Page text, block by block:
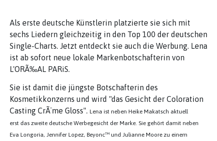
Als erste deutsche Künstlerin platzierte sie sich mit
sechs Liedern gleichzeitig in den Top 100 der deutschen
Single-Charts. Jetzt entdeckt sie auch die Werbung. Lena
ist ab sofort neue lokale Markenbotschafterin von
L'ORÃ‰AL PARiS.
Sie ist damit die jüngste Botschafterin des
Kosmetikkonzerns und wird "das Gesicht der Coloration
Casting CrÃ¨me Gloss". Lena ist neben Heike Makatsch aktuell
erst das zweite deutsche Werbegesicht der Marke. Sie gehört damit neben
Eva Longoria, Jennifer Lopez, Beyonc™ und Julianne Moore zu einem